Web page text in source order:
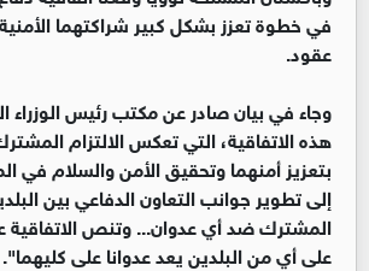
في خطوة تعزز بشكل كبير شراكتهما
عقود.
وجاء في بيان صادر عن مكتب رئيس الوزراء
هذه الاتفاقية، التي تعكس الالتزام
بتعزيز أمنهما وتحقيق الأمن والسلام في
إلى تطوير جوانب التعاون الدفاعي بين
المشترك ضد أي عدوان... وتنص الاتفاقية
على أي من البلدين يعد عدوانا على كليهما".